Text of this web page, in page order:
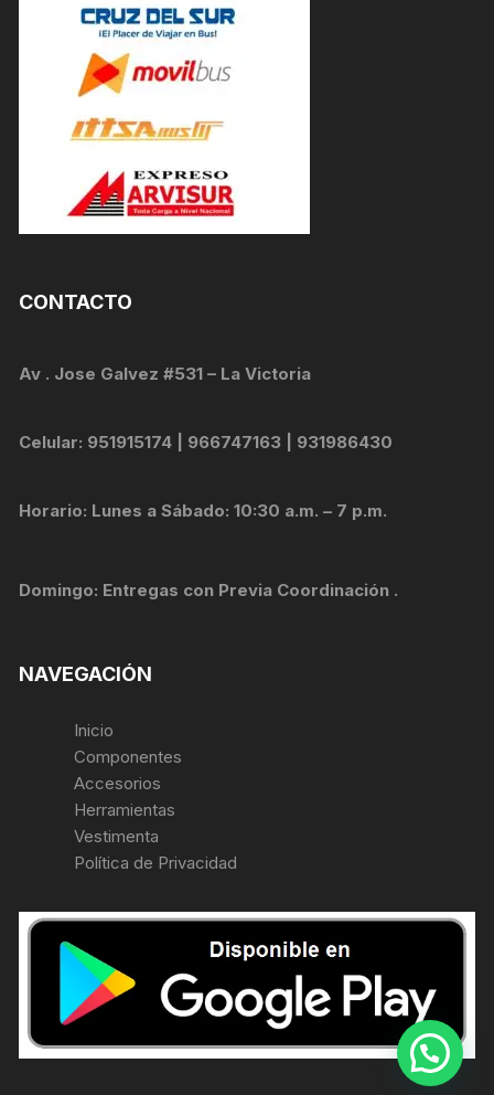
CONTACTO
Av . Jose Galvez #531 – La Victoria
Celular: 951915174 | 966747163 | 931986430
Horario: Lunes a Sábado: 10:30 a.m. – 7 p.m.
Domingo: Entregas con Previa Coordinación .
NAVEGACIÓN
Inicio
Componentes
Accesorios
Herramientas
Vestimenta
Política de Privacidad